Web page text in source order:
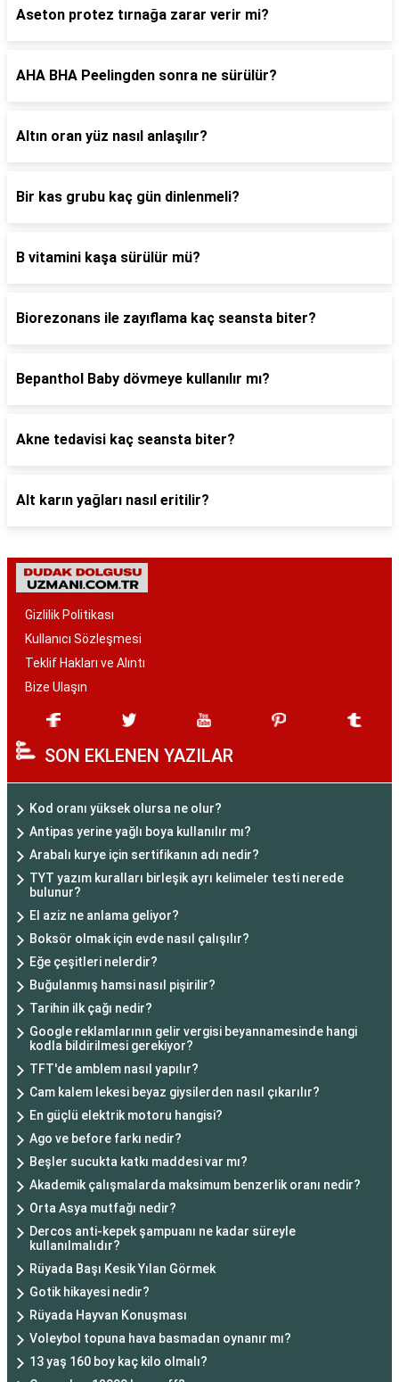
Aseton protez tırnağa zarar verir mi?
AHA BHA Peelingden sonra ne sürülür?
Altın oran yüz nasıl anlaşılır?
Bir kas grubu kaç gün dinlenmeli?
B vitamini kaşa sürülür mü?
Biorezonans ile zayıflama kaç seansta biter?
Bepanthol Baby dövmeye kullanılır mı?
Akne tedavisi kaç seansta biter?
Alt karın yağları nasıl eritilir?
Gizlilik Politikası
Kullanıcı Sözleşmesi
Teklif Hakları ve Alıntı
Bize Ulaşın
SON EKLENEN YAZILAR
Kod oranı yüksek olursa ne olur?
Antipas yerine yağlı boya kullanılır mı?
Arabalı kurye için sertifikanın adı nedir?
TYT yazım kuralları birleşik ayrı kelimeler testi nerede
bulunur?
El aziz ne anlama geliyor?
Boksör olmak için evde nasıl çalışılır?
Eğe çeşitleri nelerdir?
Buğulanmış hamsi nasıl pişirilir?
Tarihin ilk çağı nedir?
Google reklamlarının gelir vergisi beyannamesinde hangi
kodla bildirilmesi gerekiyor?
TFT'de amblem nasıl yapılır?
Cam kalem lekesi beyaz giysilerden nasıl çıkarılır?
En güçlü elektrik motoru hangisi?
Ago ve before farkı nedir?
Beşler sucukta katkı maddesi var mı?
Akademik çalışmalarda maksimum benzerlik oranı nedir?
Orta Asya mutfağı nedir?
Dercos anti-kepek şampuanı ne kadar süreyle
kullanılmalıdır?
Rüyada Başı Kesik Yılan Görmek
Gotik hikayesi nedir?
Rüyada Hayvan Konuşması
Voleybol topuna hava basmadan oynanır mı?
13 yaş 160 boy kaç kilo olmalı?